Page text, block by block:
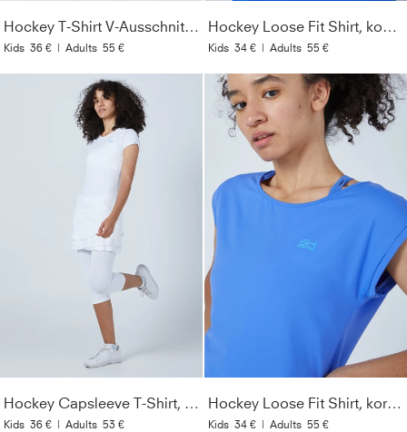
Hockey T-Shirt V-Ausschnitt Damen & Mädchen, weiß
Kids 36 € | Adults 55 €
Hockey Loose Fit Shirt, kobaltblau
Kids 34 € | Adults 55 €
Hockey Capsleeve T-Shirt, weiß
Kids 36 € | Adults 53 €
Hockey Loose Fit Shirt, kornblumen blau
Kids 34 € | Adults 55 €